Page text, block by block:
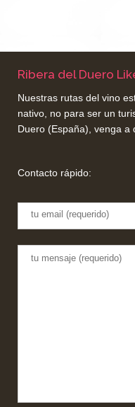
Ribera del Duero
Nuestras rutas del vino
nativo, no para ser un
Duero (España), venga a
Contacto rápido: